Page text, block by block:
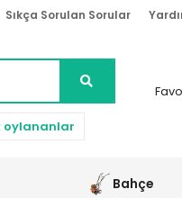
Sıkça Sorulan Sorular
oylananlar
Bahçe